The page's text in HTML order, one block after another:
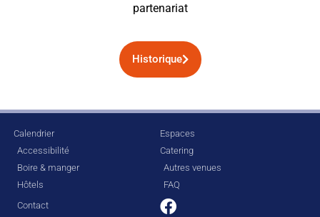
partenariat
Historique
Calendrier
Accessibilité
Boire & manger
Hôtels
Espaces
Catering
Autres venues
FAQ
Contact